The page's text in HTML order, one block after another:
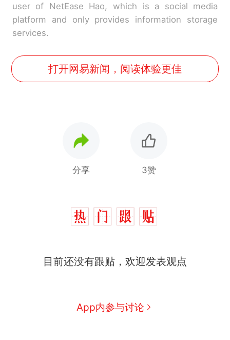
user of NetEase Hao, which is a social media
platform and only provides information storage
services.
打开网易新闻，阅读体验更佳
分享 3赞
目前还没有跟贴，欢迎发表观点
App内参与讨论
人生
新 搬家报价570元，搬到楼下
交5060元才肯搬上楼！女子傻